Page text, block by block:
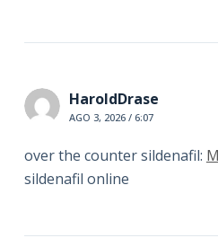
HaroldDrase
AGO 3, 2026 / 6:07
over the counter sildenafil:
sildenafil online